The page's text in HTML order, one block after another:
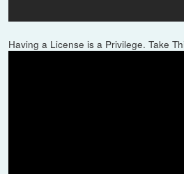
Having a License is a Privilege. Take